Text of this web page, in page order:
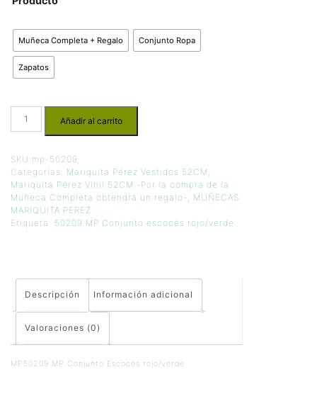
Muñeca Completa + Regalo Conjunto Ropa
Zapatos
Añadir al carrito
SKU: mp-50209
Categorías: Mariquita Pérez Vestidos 52CM
Mariquita Pérez Vinil 52CM -Por la compra de la
Muñeca Completa obtendrá un regalo-
MUÑECAS
MARIQUITA PEREZ
Etiqueta: 50209 MP Conjunto escocés rojo/verde
Descripción Información adicional
Valoraciones (0)
MP50209 MP Conjunto Escocés rojo/verde